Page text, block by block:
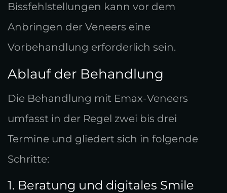
Bissfehlstellungen kann vor dem
Anbringen der Veneers eine
Vorbehandlung erforderlich sein.
Ablauf der Behandlung
Die Behandlung mit Emax-Veneers
umfasst in der Regel zwei bis drei
Termine und gliedert sich in folgende
Schritte:
1. Beratung und digitales Smile